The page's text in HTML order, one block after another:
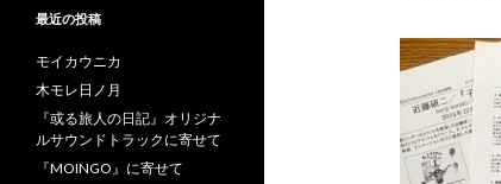
最近の投稿
モイカウニカ
木モレ日ノ月
『或る旅人の日記』オリジナ
ルサウンドトラックに寄せて
『MOINGO』に寄せて